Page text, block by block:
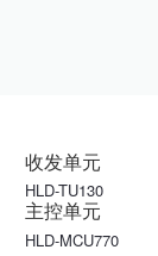
收发单元
HLD-TU130
主控单元
HLD-MCU770